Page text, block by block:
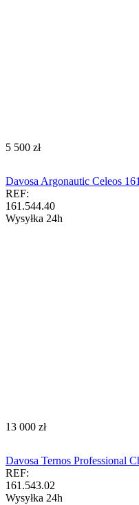
‍5 500‍ zł
Davosa Argonautic Celeos
REF:
161.544.40
Wysyłka 24h
‍13 000‍ zł
Davosa Ternos Professional
REF:
161.543.02
Wysyłka 24h